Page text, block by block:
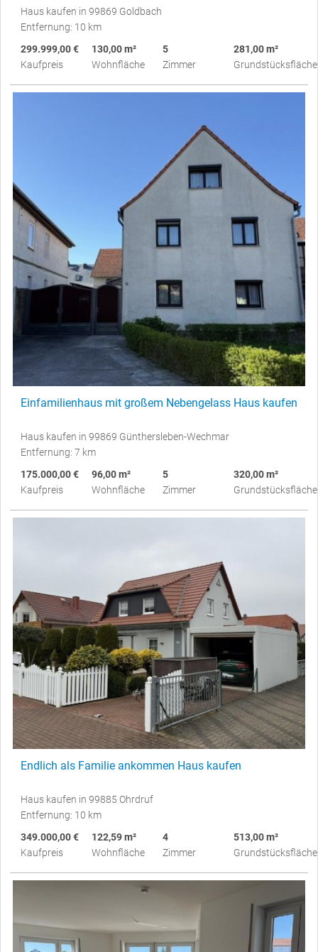
Haus kaufen in 99869 Goldbach
Entfernung: 10 km
299.999,00 €
Kaufpreis
130,00 m²
Wohnfläche
5
Zimmer
281,00 m²
Grundstücksfläche
Einfamilienhaus mit großem Nebengelass Haus kaufen
Haus kaufen in 99869 Günthersleben-Wechmar
Entfernung: 7 km
175.000,00 €
Kaufpreis
96,00 m²
Wohnfläche
5
Zimmer
320,00 m²
Grundstücksfläche
Endlich als Familie ankommen Haus kaufen
Haus kaufen in 99885 Ohrdruf
Entfernung: 10 km
349.000,00 €
Kaufpreis
122,59 m²
Wohnfläche
4
Zimmer
513,00 m²
Grundstücksfläche